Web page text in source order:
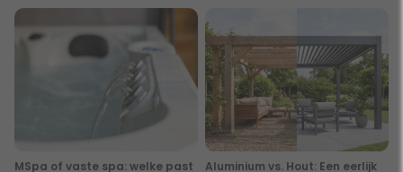
MSpa of vaste spa: welke past
Aluminium vs. Hout: Een eerlijk